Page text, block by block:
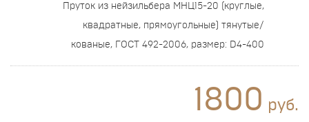
Пруток из нейзильбера МНЦ15-20 (круглые,
квадратные, прямоугольные) тянутые/
кованые, ГОСТ 492-2006, размер: D4-400
1800 руб.